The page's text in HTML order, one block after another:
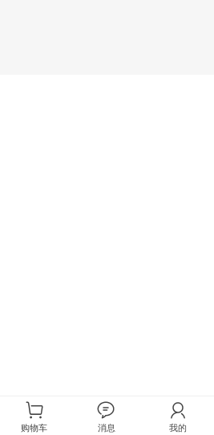
购物车 消息 我的